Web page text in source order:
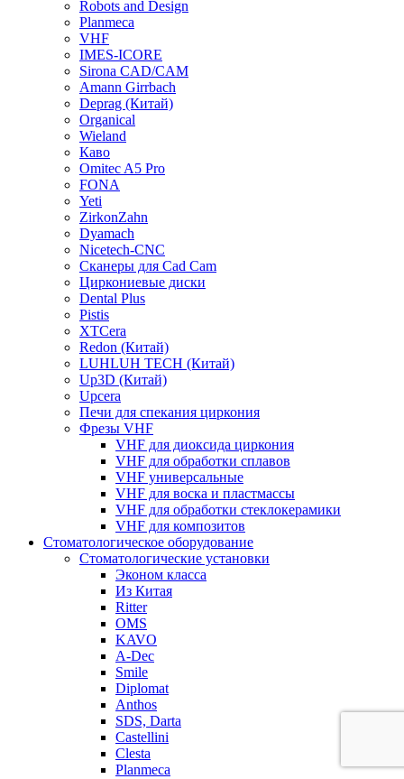
Robots and Design
Planmeca
VHF
IMES-ICORE
Sirona CAD/CAM
Amann Girrbach
Deprag (Китай)
Organical
Wieland
Каво
Omitec A5 Pro
FONA
Yeti
ZirkonZahn
Dyamach
Nicetech-CNC
Сканеры для Cad Cam
Циркониевые диски
Dental Plus
Pistis
XTCera
Redon (Китай)
LUHLUH TECH (Китай)
Up3D (Китай)
Upcera
Печи для спекания циркония
Фрезы VHF
VHF для диоксида циркония
VHF для обработки сплавов
VHF универсальные
VHF для воска и пластмассы
VHF для обработки стеклокерамики
VHF для композитов
Стоматологическое оборудование
Стоматологические установки
Эконом класса
Из Китая
Ritter
OMS
KAVO
A-Dec
Smile
Diplomat
Anthos
SDS, Darta
Castellini
Clesta
Planmeca